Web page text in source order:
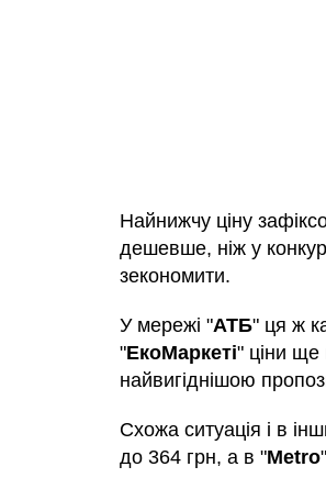
Найнижчу ціну
дешевше, ніж у
зекономити.
У мережі "АТБ" ця ж
"ЕкоМаркеті" ціни ще
найвигіднішою
Схожа ситуація і в
до 364 грн, а в "Metro